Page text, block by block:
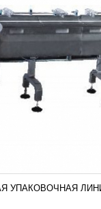
УПАКОВОЧНАЯ
упаковочная
столом
основных ее...